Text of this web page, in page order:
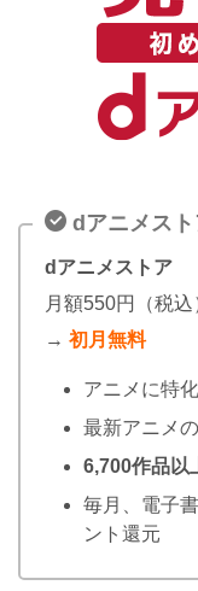
dアニメス
dアニメストア
月額550円（税込
→ 初月無料
アニメに特
最新アニメ
6,700作品以
毎月、電子
ント還元